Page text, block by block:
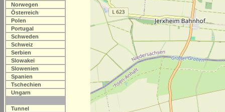
Norwegen
Österreich
Polen
Portugal
Schweden
Schweiz
Serbien
Slowakei
Slowenien
Spanien
Tschechien
Ungarn
Tunnel